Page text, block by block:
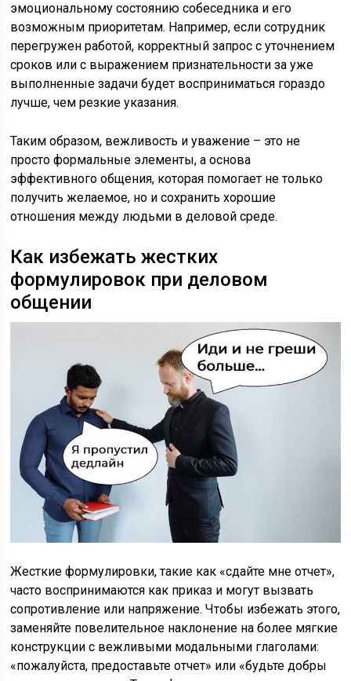
эмоциональному состоянию собеседника и его
возможным приоритетам. Например, если сотрудник
перегружен работой, корректный запрос с уточнением
сроков или с выражением признательности за уже
выполненные задачи будет восприниматься гораздо
лучше, чем резкие указания.
Таким образом, вежливость и уважение – это не
просто формальные элементы, а основа
эффективного общения, которая помогает не только
получить желаемое, но и сохранить хорошие
отношения между людьми в деловой среде.
Как избежать жестких
формулировок при деловом
общении
Жесткие формулировки, такие как «сдайте мне отчет»,
часто воспринимаются как приказ и могут вызвать
сопротивление или напряжение. Чтобы избежать этого,
заменяйте повелительное наклонение на более мягкие
конструкции с вежливыми модальными глаголами:
«пожалуйста, предоставьте отчет» или «будьте добры